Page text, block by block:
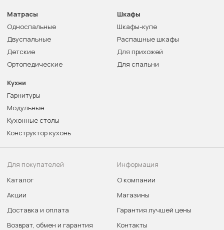
Матрасы
Односпальные
Двуспальные
Детские
Ортопедические
Шкафы
Шкафы-купе
Распашные шкафы
Для прихожей
Для спальни
Кухни
Гарнитуры
Модульные
Кухонные столы
Конструктор кухонь
Для покупателей
Каталог
Акции
Доставка и оплата
Возврат, обмен и гарантия
Информация
О компании
Магазины
Гарантия лучшей цены
Контакты